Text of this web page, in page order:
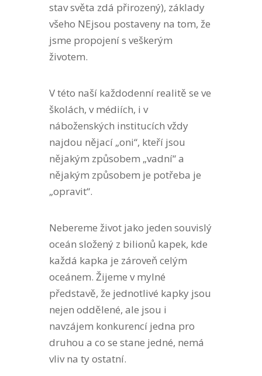
stav světa zdá přirozený), základy
všeho NEjsou postaveny na tom, že
jsme propojení s veškerým
životem.
V této naší každodenní realitě se ve
školách, v médiích, i v
náboženských institucích vždy
najdou nějací „oni“, kteří jsou
nějakým způsobem „vadní“ a
nějakým způsobem je potřeba je
„opravit“.
Nebereme život jako jeden souvislý
oceán složený z bilionů kapek, kde
každá kapka je zároveň celým
oceánem. Žijeme v mylné
představě, že jednotlivé kapky jsou
nejen oddělené, ale jsou i
navzájem konkurencí jedna pro
druhou a co se stane jedné, nemá
vliv na ty ostatní.